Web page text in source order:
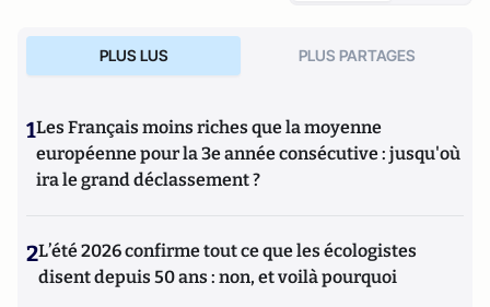
PLUS LUS PLUS PARTAGES
1Les Français moins riches que la moyenne
européenne pour la 3e année consécutive : jusqu'où
ira le grand déclassement ?
2L’été 2026 confirme tout ce que les écologistes
disent depuis 50 ans : non, et voilà pourquoi